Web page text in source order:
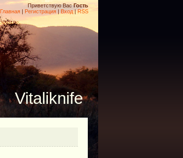
Приветствую Вас Гость
Главная | Регистрация | Вход|RSS
Vitaliknife